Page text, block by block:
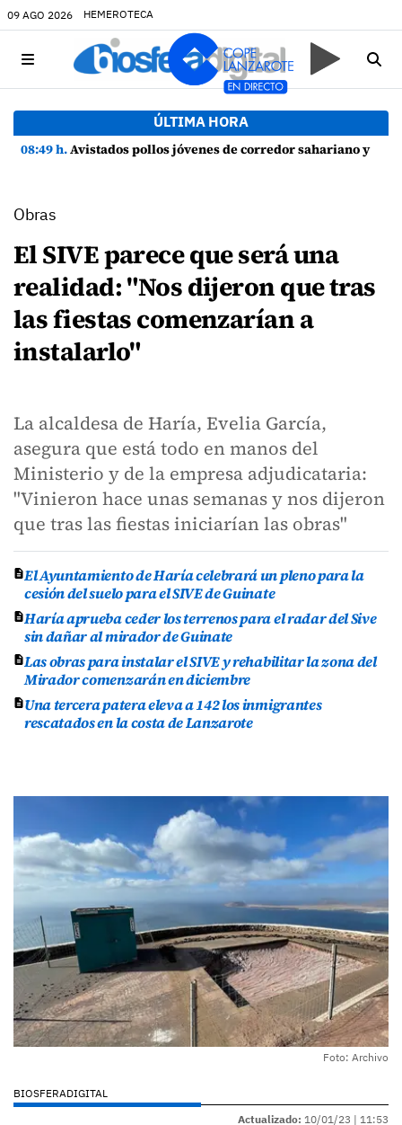
09 AGO 2026 HEMEROTECA
ÚLTIMA HORA
08:49 h.Avistados pollos jóvenes de corredor sahariano y episodios de cortejo de hubara cerca del rally de Lanzarote
Obras
El SIVE parece que será una
realidad: "Nos dijeron que tras
las fiestas comenzarían a
instalarlo"
La alcaldesa de Haría, Evelia García,
asegura que está todo en manos del
Ministerio y de la empresa adjudicataria:
"Vinieron hace unas semanas y nos dijeron
que tras las fiestas iniciarían las obras"
El Ayuntamiento de Haría celebrará un pleno para la
cesión del suelo para el SIVE de Guinate
Haría aprueba ceder los terrenos para el radar del Sive
sin dañar al mirador de Guinate
Las obras para instalar el SIVE y rehabilitar la zona del
Mirador comenzarán en diciembre
Una tercera patera eleva a 142 los inmigrantes
rescatados en la costa de Lanzarote
Foto: Archivo
BIOSFERADIGITAL
Actualizado: 10/01/23 | 11:53